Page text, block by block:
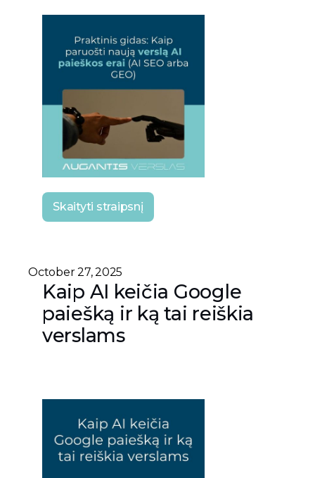
Skaityti straipsnį
October 27, 2025
Kaip AI keičia Google
paiešką ir ką tai reiškia
verslams